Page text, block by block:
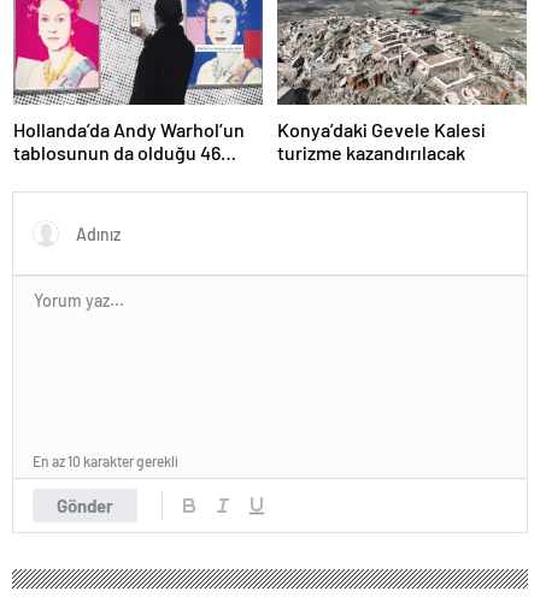
Hollanda’da Andy Warhol’un
tablosunun da olduğu 46
Konya’daki Gevele Kalesi
turizme kazandırılacak
Gönder
En az 10 karakter gerekli